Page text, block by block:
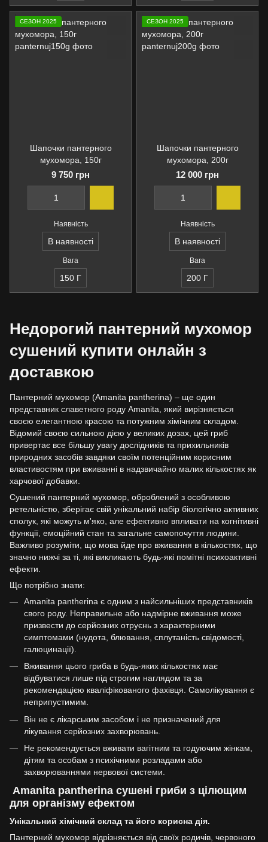
СЕЗОН 2025
Шапочки пантерного
мухомора, 150г
9 750 грн
Наявність
В наявності
Вага
150 Г
СЕЗОН 2025
Шапочки пантерного
мухомора, 200г
12 000 грн
Наявність
В наявності
Вага
200 Г
Недорогий пантерний мухомор
сушений купити онлайн з
доставкою
Пантерний мухомор (Amanita pantherina) – ще один
представник славетного роду Amanita, який вирізняється
своєю елегантною красою та потужним хімічним складом.
Відомий своєю сильною дією у великих дозах, цей гриб
привертає все більшу увагу дослідників та прихильників
природних засобів завдяки своїм потенційним корисним
властивостям при вживанні в надзвичайно малих кількостях як
харчової добавки.
Сушений пантерний мухомор, оброблений з особливою
ретельністю, зберігає свій унікальний набір біологічно активних
сполук, які можуть м'яко, але ефективно впливати на когнітивні
функції, емоційний стан та загальне самопочуття людини.
Важливо розуміти, що мова йде про вживання в кількостях, що
значно нижчі за ті, які викликають будь-які помітні психоактивні
ефекти.
Що потрібно знати:
Amanita pantherina є одним з найсильніших представників
свого роду. Неправильне або надмірне вживання може
призвести до серйозних отруєнь з характерними
симптомами (нудота, блювання, сплутаність свідомості,
галюцинації).
Вживання цього гриба в будь-яких кількостях має
відбуватися лише під строгим наглядом та за
рекомендацією кваліфікованого фахівця. Самолікування є
неприпустимим.
Він не є лікарським засобом і не призначений для
лікування серйозних захворювань.
Не рекомендується вживати вагітним та годуючим жінкам,
дітям та особам з психічними розладами або
захворюваннями нервової системи.
Amanita pantherina сушені гриби з цілющим
для організму ефектом
Унікальний хімічний склад та його корисна дія.
Пантерний мухомор відрізняється від своїх родичів, червоного